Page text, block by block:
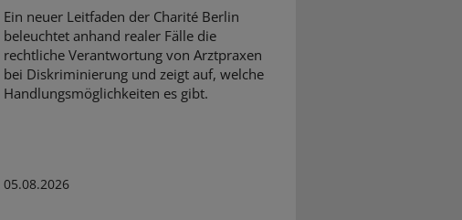
Ein neuer Leitfaden der Charité Berlin
beleuchtet anhand realer Fälle die
rechtliche Verantwortung von Arztpraxen
bei Diskriminierung und zeigt auf, welche
Handlungsmöglichkeiten es gibt.
05.08.2026